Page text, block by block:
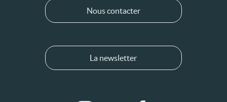
Nous contacter
La newsletter